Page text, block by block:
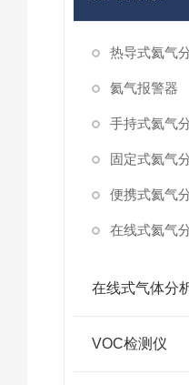
热导式氦气
氦气报警器
手持式氦气
固定式氦气
便携式氦气
在线式氦气
在线式气体分
VOC检测仪